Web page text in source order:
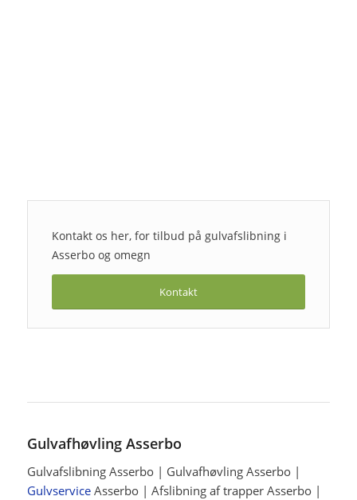
Kontakt os her, for tilbud på gulvafslibning i
Asserbo og omegn
Kontakt
Gulvafhøvling Asserbo
Gulvafslibning Asserbo | Gulvafhøvling Asserbo |
GulvserviceAsserbo | Afslibning af trapper Asserbo |